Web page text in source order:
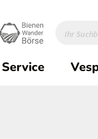
Service